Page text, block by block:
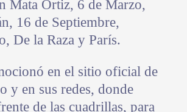
Mata Ortiz, 6 de Marzo,
16 de Septiembre,
De la Raza y París.
en el sitio oficial de
y en sus redes, donde
de las cuadrillas, para